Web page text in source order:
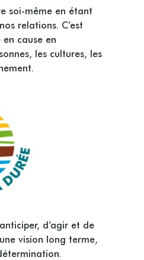
soi-même en étant
relations. C’est
cause en
les cultures, les
d’agir et de
vision long terme,